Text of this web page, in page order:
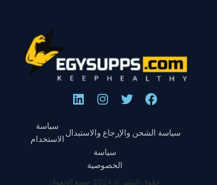
سياسة الشحن والإرجاع والاستبدال
سياسة
الاستخدام
سياسة
الخصوصية
حقوق النشر © 2024 جميع الحقوق